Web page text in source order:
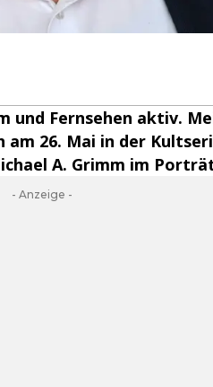
und Fernsehen aktiv.
am 26. Mai in der
A. Grimm im
- Anzeige -